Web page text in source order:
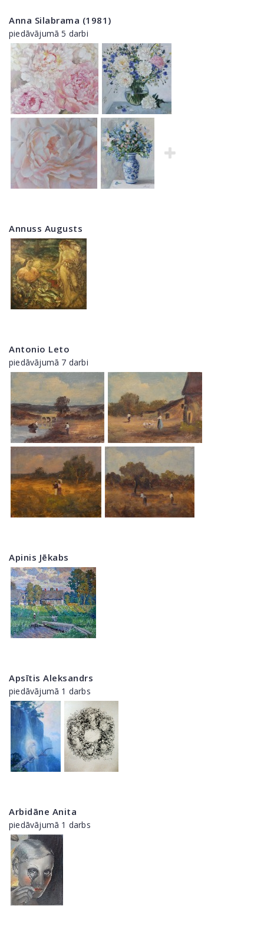
Anna Silabrama (1981)
piedāvājumā 5 darbi
Annuss Augusts
Antonio Leto
piedāvājumā 7 darbi
Apinis Jēkabs
Apsītis Aleksandrs
piedāvājumā 1 darbs
Arbidāne Anita
piedāvājumā 1 darbs